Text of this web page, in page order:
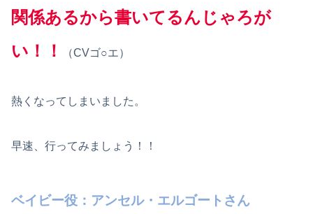
関係あるから書いてるんじゃろが
い！！
（CVゴ○エ）
熱くなってしまいました。
早速、行ってみましょう！！
ベイビー役：アンセル・エルゴートさん